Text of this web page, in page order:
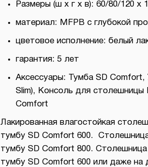
Размеры (ш х г х в): 60/80/120 x
материал: MFPB с глубокой
цветовое исполнение: белый
гарантия: 5 лет
Аксессуары: Тумба SD
Slim), Консоль для
Comfort
Лакированная влагостойкая
тумбу SD Comfort 600.
тумбу SD Comfort 800.
тумбу SD Comfort 600 или даже на